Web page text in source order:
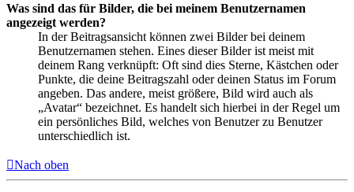
Was sind das für Bilder, die bei meinem Benutzernamen
angezeigt werden?
In der Beitragsansicht können zwei Bilder bei deinem
Benutzernamen stehen. Eines dieser Bilder ist meist mit
deinem Rang verknüpft: Oft sind dies Sterne, Kästchen oder
Punkte, die deine Beitragszahl oder deinen Status im Forum
angeben. Das andere, meist größere, Bild wird auch als
„Avatar“ bezeichnet. Es handelt sich hierbei in der Regel um
ein persönliches Bild, welches von Benutzer zu Benutzer
unterschiedlich ist.
Nach oben